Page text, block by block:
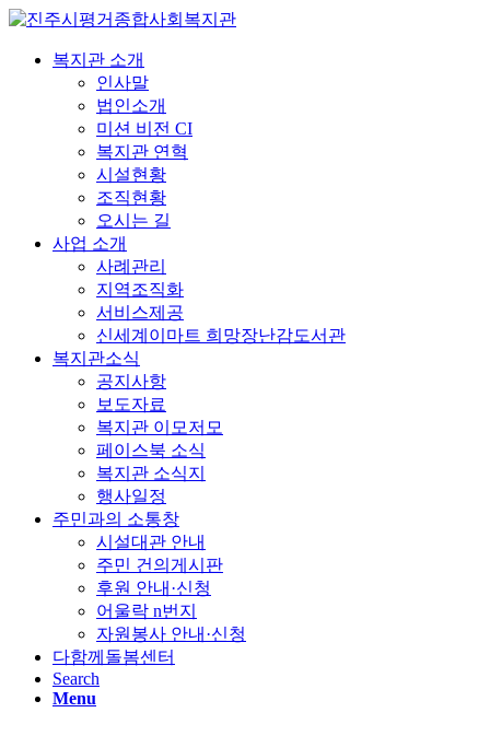
복지관 소개
인사말
법인소개
미션 비전 CI
복지관 연혁
시설현황
조직현황
오시는 길
사업 소개
사례관리
지역조직화
서비스제공
신세계이마트 희망장난감도서관
복지관소식
공지사항
보도자료
복지관 이모저모
페이스북 소식
복지관 소식지
행사일정
주민과의 소통창
시설대관 안내
주민 건의게시판
후원 안내·신청
어울락 n번지
자원봉사 안내·신청
다함께돌봄센터
Search
Menu